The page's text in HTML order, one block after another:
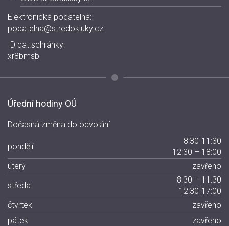
Elektronická podatelna:
podatelna@stredokluky.cz
ID dat.schránky:
xr8bmsb
Úřední hodiny OÚ
Dočasná změna do odvolání
pondělí
8:30-11:30
12:30 – 18:00
úterý
zavřeno
středa
8:30 – 11:30
12:30-17:00
čtvrtek
zavřeno
pátek
zavřeno